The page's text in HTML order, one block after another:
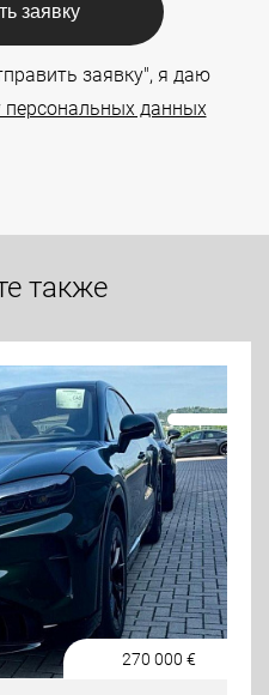
заявку
заявку", я даю
персональных данных
также
270 000 €